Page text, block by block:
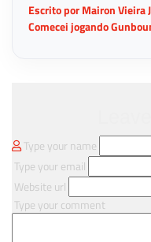
Escrito por Mairon Vieira
Comecei jogando
Type your name
Type your email
Website url
Type your comment